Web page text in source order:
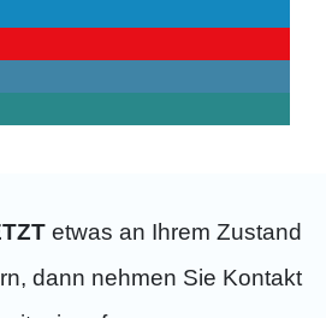
etwas an Ihrem Zustand
dann nehmen Sie Kontakt